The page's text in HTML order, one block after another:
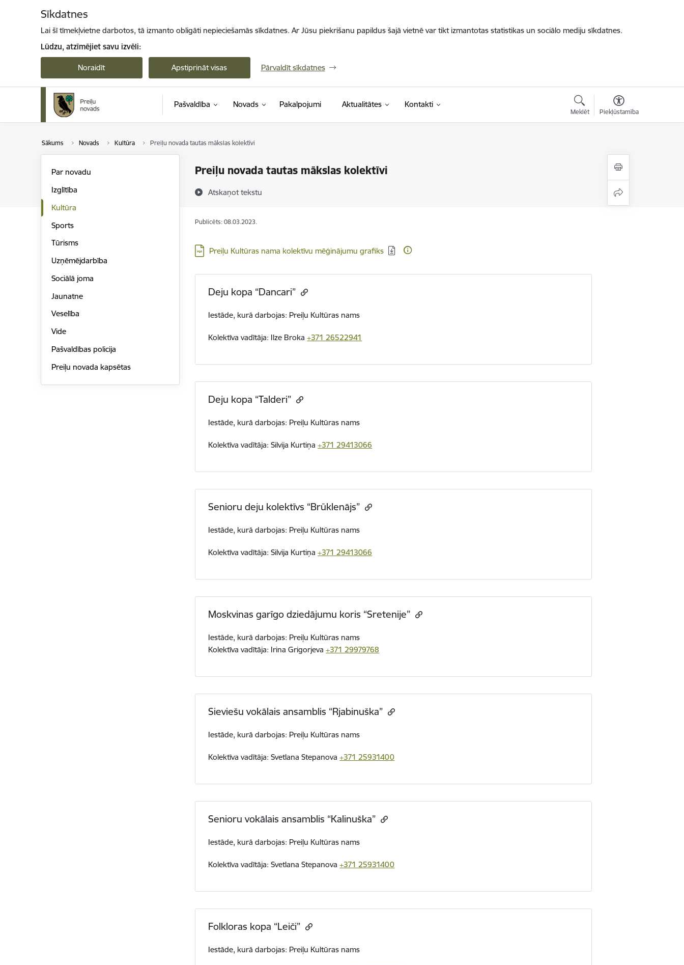
Sīkdatnes
Lai šī tīmekļvietne darbotos, tā izmanto obligāti nepieciešamās sīkdatnes. Ar Jūsu piekrišanu papildus šajā vietnē var tikt izmantotas statistikas un sociālo mediju sīkdatnes.
Lūdzu, atzīmējiet savu izvēli:
Noraidīt Apstiprināt visas Pārvaldīt sīkdatnes
Pašvaldība Novads Pakalpojumi Aktualitātes Kontakti
Meklēt Piekļūstamība
Sākums Novads Kultūra Preiļu novada tautas mākslas kolektīvi
Preiļu novada tautas mākslas kolektīvi
Atskaņot tekstu
Par novadu
Izglītība
Kultūra
Sports
Tūrisms
Uzņēmējdarbība
Sociālā joma
Jaunatne
Veselība
Vide
Pašvaldības policija
Preiļu novada kapsētas
Publicēts: 08.03.2023.
Lejupielādēt:
Preiļu Kultūras nama kolektīvu mēģinājumu grafiks
Deju kopa “Dancari”
Iestāde, kurā darbojas: Preiļu Kultūras nams
Kolektīva vadītāja: Ilze Broka+371 26522941
Deju kopa “Talderi”
Iestāde, kurā darbojas: Preiļu Kultūras nams
Kolektīva vadītāja: Silvija Kurtiņa+371 29413066
Senioru deju kolektīvs “Brūklenājs”
Iestāde, kurā darbojas: Preiļu Kultūras nams
Kolektīva vadītāja:Silvija Kurtiņa+371 29413066
Moskvinas garīgo dziedājumu koris “Sretenije”
Iestāde, kurā darbojas: Preiļu Kultūras nams
Kolektīva vadītāja: Irina Grigorjeva+371 29979768
Sieviešu vokālais ansamblis “Rjabinuška”
Iestāde, kurā darbojas: Preiļu Kultūras nams
Kolektīva vadītāja: Svetlana Stepanova+371 25931400
Senioru vokālais ansamblis “Kalinuška”
Iestāde, kurā darbojas: Preiļu Kultūras nams
Kolektīva vadītāja: Svetlana Stepanova+371 25931400
Folkloras kopa “Leiči”
Iestāde, kurā darbojas: Preiļu Kultūras nams